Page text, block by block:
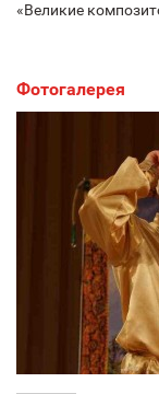
«Великие
Фотогалерея